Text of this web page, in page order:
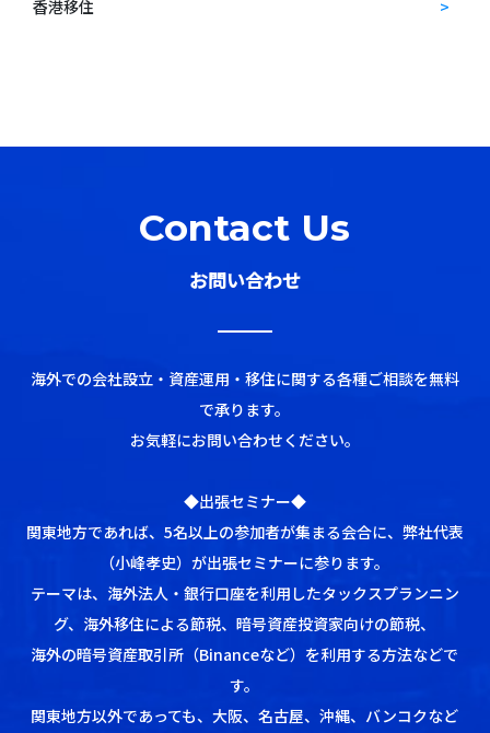
香港移住
Contact Us
お問い合わせ
海外での会社設立・資産運用・移住に関する各種ご相談を無料
で承ります。
お気軽にお問い合わせください。
◆出張セミナー◆
関東地方であれば、5名以上の参加者が集まる会合に、弊社代表
（小峰孝史）が出張セミナーに参ります。
テーマは、海外法人・銀行口座を利用したタックスプランニン
グ、海外移住による節税、暗号資産投資家向けの節税、
海外の暗号資産取引所（Binanceなど）を利用する方法などで
す。
関東地方以外であっても、大阪、名古屋、沖縄、バンコクなど